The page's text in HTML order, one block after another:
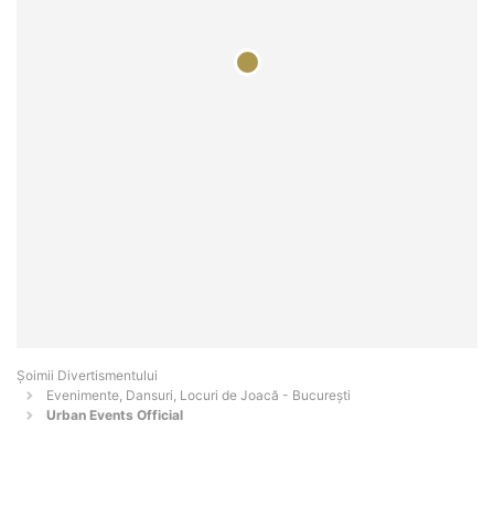
Şoimii Divertismentului
Evenimente, Dansuri, Locuri de Joacă - Bucureşti
Urban Events Official